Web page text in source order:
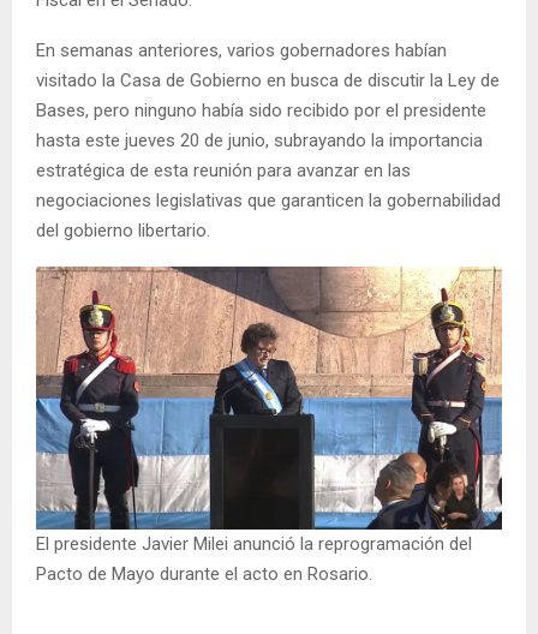
En semanas anteriores, varios gobernadores habían
visitado la Casa de Gobierno en busca de discutir la Ley de
Bases, pero ninguno había sido recibido por el presidente
hasta este jueves 20 de junio, subrayando la importancia
estratégica de esta reunión para avanzar en las
negociaciones legislativas que garanticen la gobernabilidad
del gobierno libertario.
El presidente Javier Milei anunció la reprogramación del
Pacto de Mayo durante el acto en Rosario.